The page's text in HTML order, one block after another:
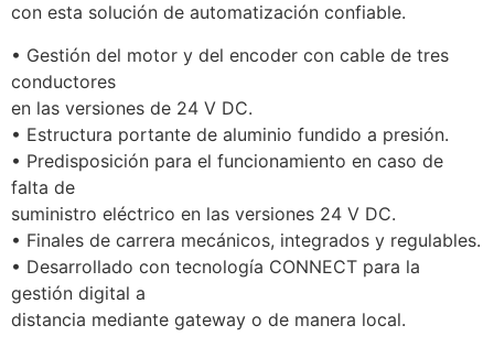
con esta solución de automatización confiable.
• Gestión del motor y del encoder con cable de tres
conductores
en las versiones de 24 V DC.
• Estructura portante de aluminio fundido a presión.
• Predisposición para el funcionamiento en caso de
falta de
suministro eléctrico en las versiones 24 V DC.
• Finales de carrera mecánicos, integrados y regulables.
• Desarrollado con tecnología CONNECT para la
gestión digital a
distancia mediante gateway o de manera local.